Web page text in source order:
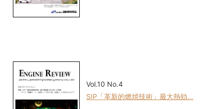
Vol.10 No.4
SIP「革新的燃焼技術」最大熱効…